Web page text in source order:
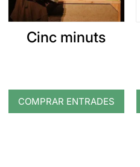
Cinc minuts
COMPRAR ENTRADES